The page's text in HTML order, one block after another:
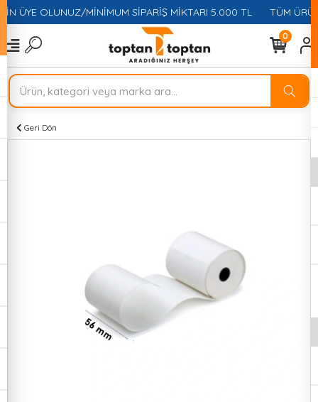
ÜYE OLUNUZ/MİNİMUM SİPARİŞ MİKTARI 5.000 TL TÜM
0
Geri Dön